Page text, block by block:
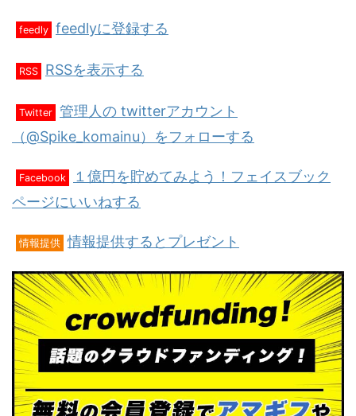
feedly feedlyに登録する
RSS RSSを表示する
Twitter 管理人の twitterアカウント
（@Spike_komainu）をフォローする
Facebook
１億円を貯めてみよう！フェイスブック
ページにいいねする
情報提供 情報提供するとプレゼント